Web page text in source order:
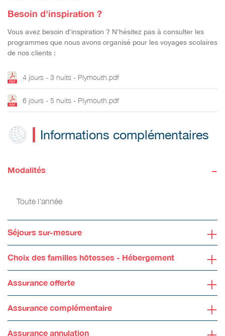
Besoin d'inspiration ?
Vous avez besoin d'inspiration ? N'hésitez pas à consulter les
programmes que nous avons organisé pour les voyages scolaires
de nos clients :
4 jours - 3 nuits - Plymouth.pdf
6 jours - 5 nuits - Plymouth.pdf
Informations complémentaires
Modalités -
Toute l'année
Séjours sur-mesure +
Choix des familles hôtesses - Hébergement +
Assurance offerte +
Assurance complémentaire +
Assurance annulation